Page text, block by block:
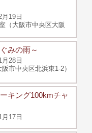
19日
（大阪市中央区大阪
みの雨～
28日
市中央区北浜東1-2）
キング100kmチャ
17日